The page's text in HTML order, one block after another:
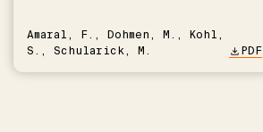
Amaral, F., Dohmen, M., Kohl,
S., Schularick, M.
PDF